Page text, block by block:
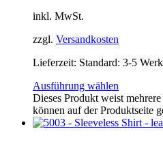
inkl. MwSt.
zzgl. Versandkosten
Lieferzeit: Standard: 3-5
Ausführung wählen
Dieses Produkt weist
können auf der Produktseite